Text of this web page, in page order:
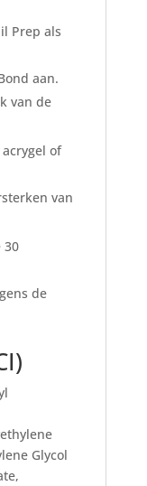
Prep als
aan.
van de
of
van
30
de
Glycol